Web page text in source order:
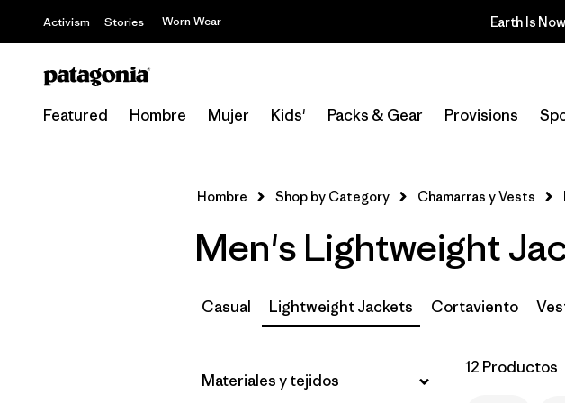
Activism Stories Worn Wear
Featured Hombre Mujer Kids' Packs & Gear Provisions
XXL (12)
XL (12)
Hombre Shop by Category Chamarras y Vests
Men's Lightweight
Casual Lightweight Jackets Cortaviento
Filtrar por
Materiales y tejidos
12 Productos